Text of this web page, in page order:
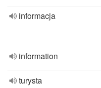
informacja
information
turysta